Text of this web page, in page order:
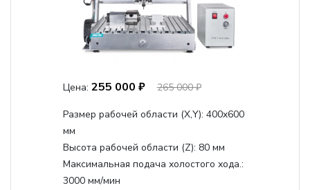
Цена: 255 000 ₽ 265 000 ₽
Размер рабочей области (Х,Y): 400x600
мм
Высота рабочей области (Z): 80 мм
Максимальная подача холостого хода.:
3000 мм/мин